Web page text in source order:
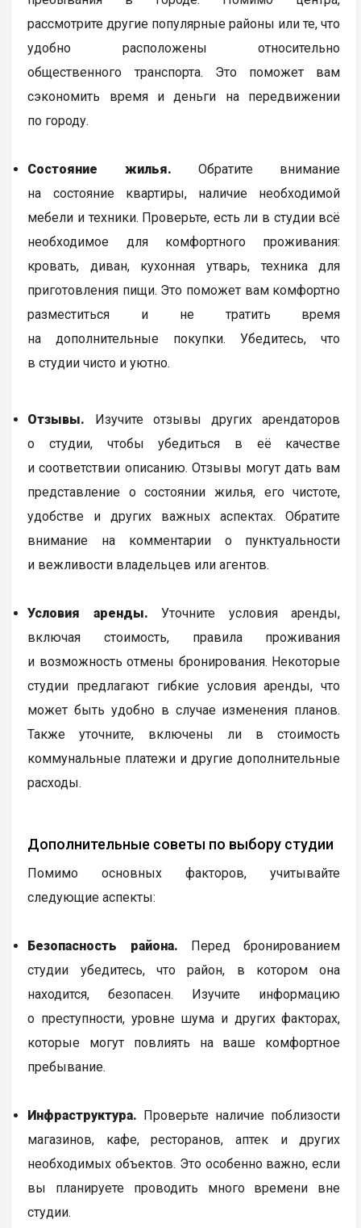
рассмотрите другие популярные районы или те, что
удобно расположены относительно
общественного транспорта. Это поможет вам
сэкономить время и деньги на передвижении
по городу.
Состояние жилья. Обратите внимание
на состояние квартиры, наличие необходимой
мебели и техники. Проверьте, есть ли в студии всё
необходимое для комфортного проживания:
кровать, диван, кухонная утварь, техника для
приготовления пищи. Это поможет вам комфортно
разместиться и не тратить время
на дополнительные покупки. Убедитесь, что
в студии чисто и уютно.
Отзывы. Изучите отзывы других арендаторов
о студии, чтобы убедиться в её качестве
и соответствии описанию. Отзывы могут дать вам
представление о состоянии жилья, его чистоте,
удобстве и других важных аспектах. Обратите
внимание на комментарии о пунктуальности
и вежливости владельцев или агентов.
Условия аренды. Уточните условия аренды,
включая стоимость, правила проживания
и возможность отмены бронирования. Некоторые
студии предлагают гибкие условия аренды, что
может быть удобно в случае изменения планов.
Также уточните, включены ли в стоимость
коммунальные платежи и другие дополнительные
расходы.
Дополнительные советы по выбору студии
Помимо основных факторов, учитывайте
следующие аспекты:
Безопасность района. Перед бронированием
студии убедитесь, что район, в котором она
находится, безопасен. Изучите информацию
о преступности, уровне шума и других факторах,
которые могут повлиять на ваше комфортное
пребывание.
Инфраструктура. Проверьте наличие поблизости
магазинов, кафе, ресторанов, аптек и других
необходимых объектов. Это особенно важно, если
вы планируете проводить много времени вне
студии.